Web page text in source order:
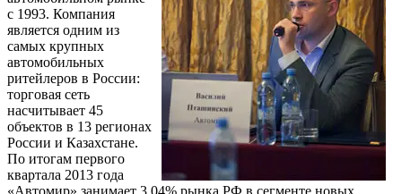
с 1993. Компания
является одним из
самых крупных
автомобильных
ритейлеров в России:
торговая сеть
насчитывает 45
объектов в 13 регионах
России и Казахстане.
По итогам первого
квартала 2013 года